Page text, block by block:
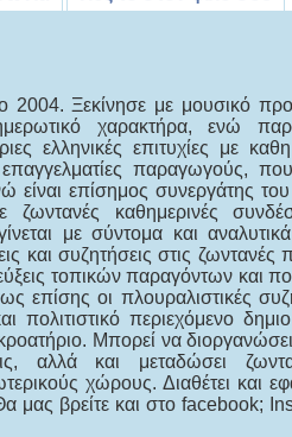
2004. Ξεκίνησε με μουσικό
χαρακτήρα, ενώ
ελληνικές επιτυχίες με
παραγωγούς,
είναι επίσημος συνεργάτης του
καθημερινές
με σύντομα και αναλυτικά
και συζητήσεις στις ζωντανές
τοπικών παραγόντων και
επίσης οι πλουραλιστικές
πολιτιστικό περιεχόμενο
Μπορεί να
αλλά και μεταδώσει
χώρους. Διαθέτει και
μας βρείτε και στο facebook;